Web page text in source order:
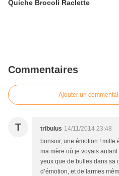
Quiche Brocoli Raclette
Commentaires
Ajouter un
T tribulus 14/11/2014 23:48
bonsoir, une émotion ! mille
ma mère où je voyais
yeux que de bulles dans sa
d’émotion, et de larmes